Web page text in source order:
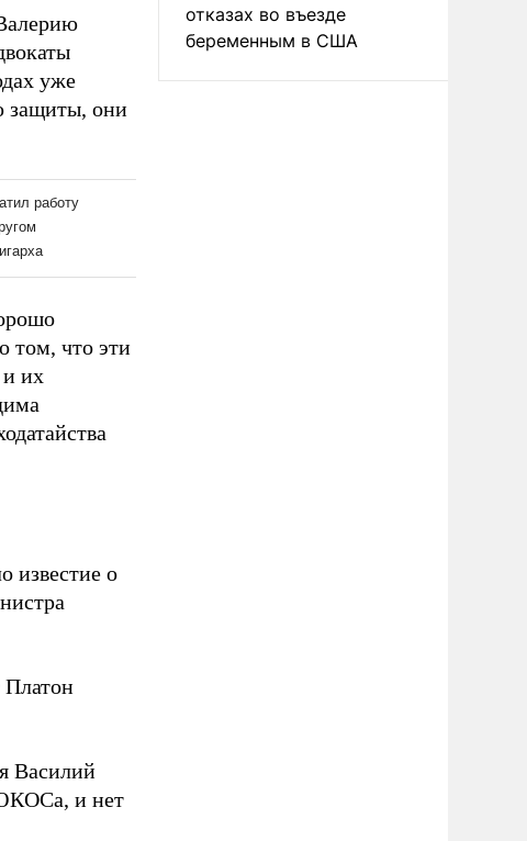
уже
защиты, они
том, что эти
их
известие о
Платон
Василий
и нет
отказах во въезде
беременным в США